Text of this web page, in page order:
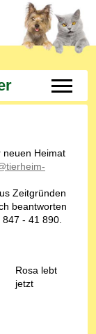
Off-
neuen Heimat
Zeitgründen
beantworten
- 41 890.
Rosa lebt
jetzt